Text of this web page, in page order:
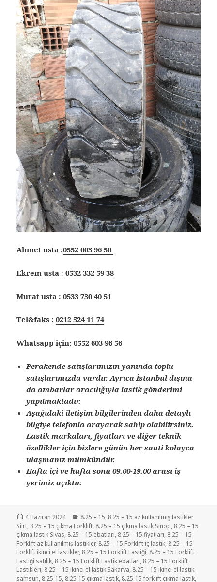
Ahmet usta :0552 603 96 56
Ekrem usta :0532 332 59 38
Murat usta :0533 730 40 51
Tel&faks :0212 524 11 74
Whatsapp için: 0552 603 96 56
Perakende satışlarımızın yanında toplu
satışlarımızda vardır. Ayrıca İstanbul dışına
da ambarlar aracılığıyla lastik gönderimi
yapılmaktadır.
Aşağıdaki iletişim bilgilerinden daha detaylı
bilgiye telefonla arayarak sahip olabilirsiniz.
Lastik markaları, fiyatları ve diğer teknik
özellikler için bizlere günün her saati kolayca
ulaşmanız mümkündür.
Hafta içi ve hafta sonu 09.00-19.00 arası iş
yerimiz açıktır.
Yayın
tarihi
4 Haziran 2024 Kategoriler
8.25 – 15, 8.25 – 15 az kullanılmış lastikler
Siirt, 8.25 – 15 çıkma Forklift, 8.25 – 15 çıkma lastik Sinop, 8.25 – 15
çıkma lastik Sivas, 8.25 – 15 ebatları, 8.25 – 15 fiyatları, 8.25 – 15
Forklift az kullanılmış lastikler, 8.25 – 15 Forklift iç lastik, 8.25 – 15
Forklift ikinci el lastikler, 8.25 – 15 Forklift Lastiği, 8.25 – 15 Forklift
Lastiği satılık, 8.25 – 15 Forklift Lastik ebatları, 8.25 – 15 Forklift
Lastikleri, 8.25 – 15 ikinci el lastik Sakarya, 8.25 – 15 ikinci el lastik
samsun, 8.25-15, 8.25-15 çıkma lastik, 8.25-15 forklift çıkma lastik,